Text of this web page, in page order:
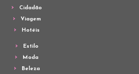
Cidadão
Viagem
Hotéis
Estilo
Moda
Beleza